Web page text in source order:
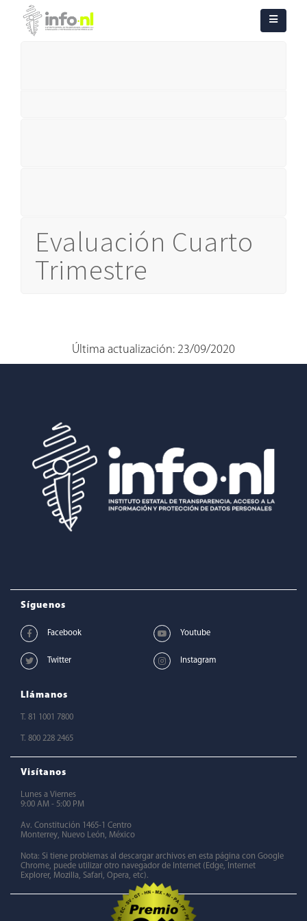
Evaluación Cuarto
Trimestre
Última actualización: 23/09/2020
Síguenos
Llámanos
T. 81 1001 7800
T. 800 228 2465
Visítanos
Lunes a Viernes
9:00 AM - 5:00 PM
Av. Constitución 1465-1 Centro
Monterrey, Nuevo León, México
Nota: Si tiene problemas al descargar archivos en esta página con Google
Chrome, puede utilizar otro navegador de Internet (Edge, Internet
Explorer, Mozilla, Safari, Opera, etc).